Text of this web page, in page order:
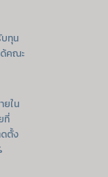
ทุน
คณะ
ยใน
ที่
ตั้ง